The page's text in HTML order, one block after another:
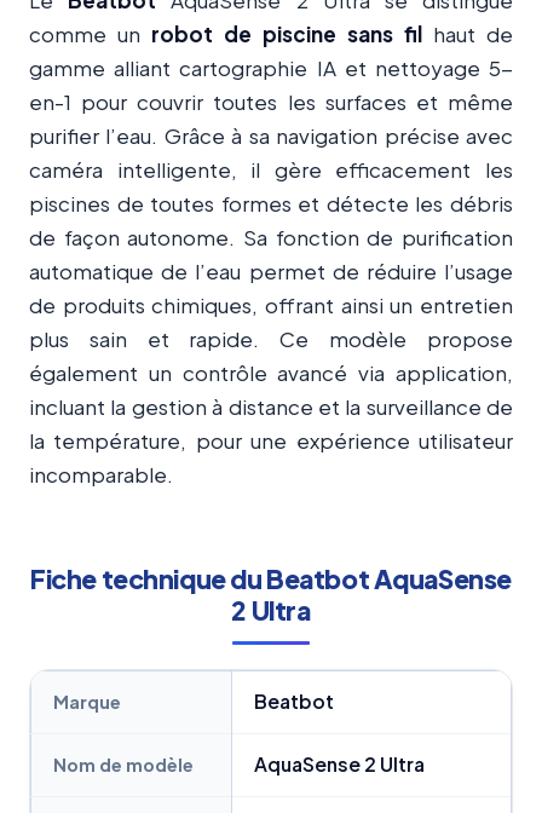
comme un robot de piscine sans fil haut de
gamme alliant cartographie IA et nettoyage 5-
en-1 pour couvrir toutes les surfaces et même
purifier l’eau. Grâce à sa navigation précise avec
caméra intelligente, il gère efficacement les
piscines de toutes formes et détecte les débris
de façon autonome. Sa fonction de purification
automatique de l’eau permet de réduire l’usage
de produits chimiques, offrant ainsi un entretien
plus sain et rapide. Ce modèle propose
également un contrôle avancé via application,
incluant la gestion à distance et la surveillance de
la température, pour une expérience utilisateur
incomparable.
Fiche technique du Beatbot AquaSense
2 Ultra
Marque Beatbot
Nom de modèle AquaSense 2 Ultra